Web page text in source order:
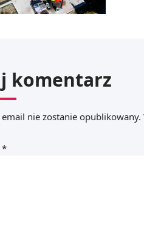
komentarz
nie zostanie opublikowany.
*